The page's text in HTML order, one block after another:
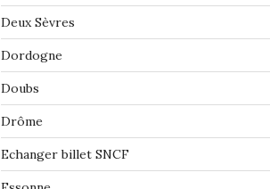
Deux Sèvres
Dordogne
Doubs
Drôme
Echanger billet SNCF